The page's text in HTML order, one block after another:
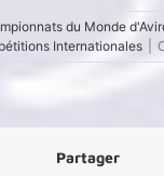
du Monde
Internationales
Partager